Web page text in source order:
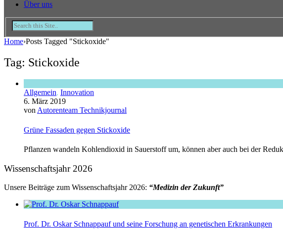
Über uns
Home›Posts Tagged "Stickoxide"
Tag: Stickoxide
Allgemein, Innovation
6. März 2019
von Autorenteam Technikjournal
Grüne Fassaden gegen Stickoxide
Pflanzen wandeln Kohlendioxid in Sauerstoff um, können aber auch bei der
Wissenschaftsjahr 2026
Unsere Beiträge zum Wissenschaftsjahr 2026: “Medizin der Zukunft”
Prof. Dr. Oskar Schnappauf und seine Forschung an genetischen Erkrankungen